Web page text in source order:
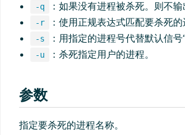
-q ：如果没有进程被杀死。则不输
-r ：使用正规表达式匹配要杀死的
-s ：用指定的进程号代替默认信号
-u ：杀死指定用户的进程。
参数
指定要杀死的进程名称。